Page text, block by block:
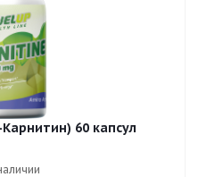
60 капсул